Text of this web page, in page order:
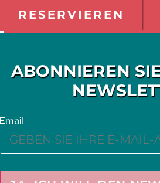
RESERVIEREN
ABONNIEREN
Email